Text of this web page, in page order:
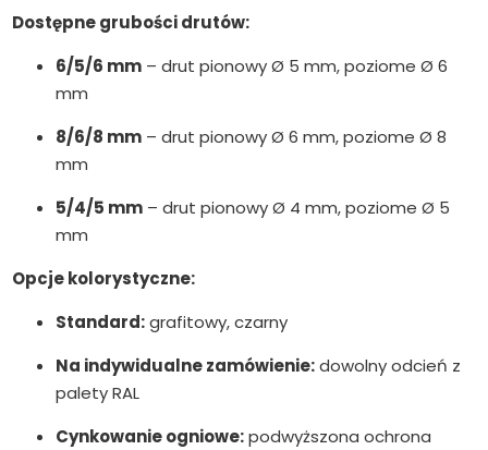
Dostępne grubości drutów:
6/5/6 mm – drut pionowy Ø 5 mm, poziome Ø 6
mm
8/6/8 mm – drut pionowy Ø 6 mm, poziome Ø 8
mm
5/4/5 mm – drut pionowy Ø 4 mm, poziome Ø 5
mm
Opcje kolorystyczne:
Standard:grafitowy, czarny
Na indywidualne zamówienie:dowolny odcień z
palety RAL
Cynkowanie ogniowe:podwyższona ochrona